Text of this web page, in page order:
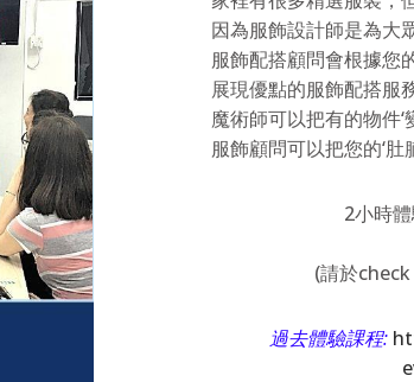
因為服飾設計師是為大
服飾配搭顧問會根據您
展現優點的服飾配搭服務
魔術師可以把有的物件‘
服飾顧問可以把您的‘肚
2小時
(請於
過去體驗課程: